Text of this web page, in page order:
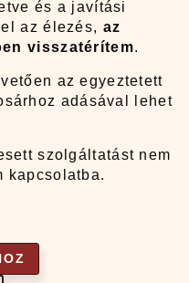
és a javítási
az élezés, az
visszatérítem.
az egyeztetett
adásával lehet
szolgáltatást nem
kapcsolatba.